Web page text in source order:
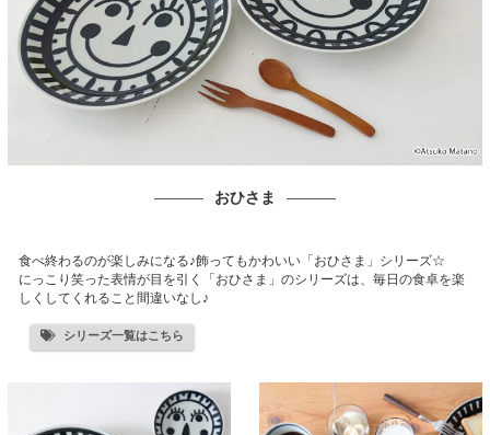
おひさま
食べ終わるのが楽しみになる♪飾ってもかわいい「おひさま」シリーズ☆
にっこり笑った表情が目を引く「おひさま」のシリーズは、毎日の食卓を楽
しくしてくれること間違いなし♪
シリーズ一覧はこちら